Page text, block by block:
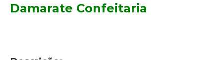
Damarate Confeitaria